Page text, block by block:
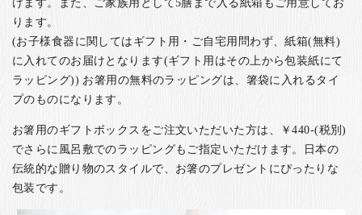
ります。
(お子様食器に関してはギフト用・ご自宅用問わず、紙箱(無料)
に入れてのお届けとなります(ギフト用はその上から包装紙にて
ラッピング)) お箸用の無料のラッピングは、箸袋に入れるタイ
プのものになります。
お箸用のギフトボックスをご注文いただいた方は、￥440-(税別)
でさらに風呂敷でのラッピングもご指定いただけます。日本の
伝統的な贈り物のスタイルで、お箸のプレゼントにぴったりな
包装です。